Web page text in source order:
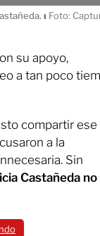
ı Foto:
su apoyo,
a tan poco
compartir ese
a la
Sin
Castañeda no